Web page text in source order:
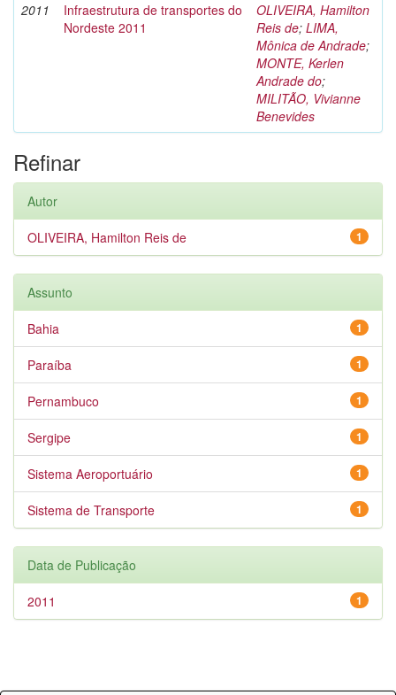
2011
Infraestrutura de transportes do
Nordeste 2011
OLIVEIRA, Hamilton
Reis de; LIMA,
Mônica de Andrade;
MONTE, Kerlen
Andrade do;
MILITÃO, Vivianne
Benevides
Refinar
Autor
1
OLIVEIRA, Hamilton Reis de
Assunto
1
Bahia
1
Paraíba
1
Pernambuco
1
Sergipe
1
Sistema Aeroportuário
1
Sistema de Transporte
Data de Publicação
1
2011